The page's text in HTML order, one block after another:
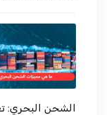
الشحن البحري: